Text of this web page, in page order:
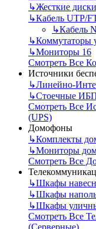
↳Жесткие диски
↳Кабель UTP/
↳Кабель
↳Коммутаторы
↳Мониторы 16
Смотреть Все
Источники
↳Линейно-
↳Стоечные
Смотреть Все
(UPS)
Домофоны
↳Комплекты
↳Мониторы
Смотреть Все
↳Шкафы
↳Шкафы
↳Шкафы
Смотреть Все
(Серверные)